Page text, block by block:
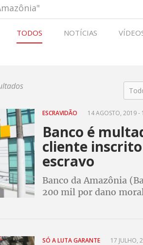
TODOS NOTÍCIAS
ESCRAVIDÃO 14 AGOSTO, 2019 -
Banco é
cliente
escravo
Banco da Amazônia
200 mil por dano
SÓ A LUTA GARANTE 17 JULHO,